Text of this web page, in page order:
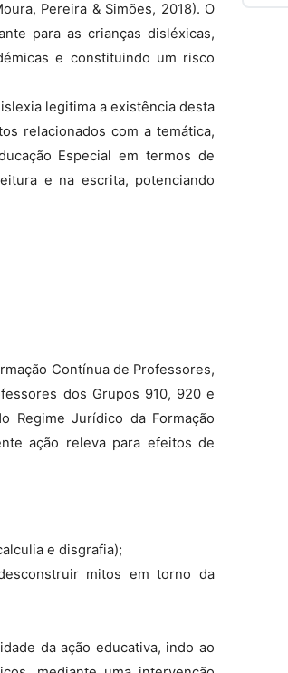
Pereira & Simões, 2018). O
para as crianças disléxicas,
e constituindo um risco
legitima a existência desta
relacionados com a temática,
Especial em termos de
e na escrita, potenciando
Contínua de Professores,
dos Grupos 910, 920 e
Regime Jurídico da Formação
ação releva para efeitos de
e disgrafia);
mitos em torno da
da ação educativa, indo ao